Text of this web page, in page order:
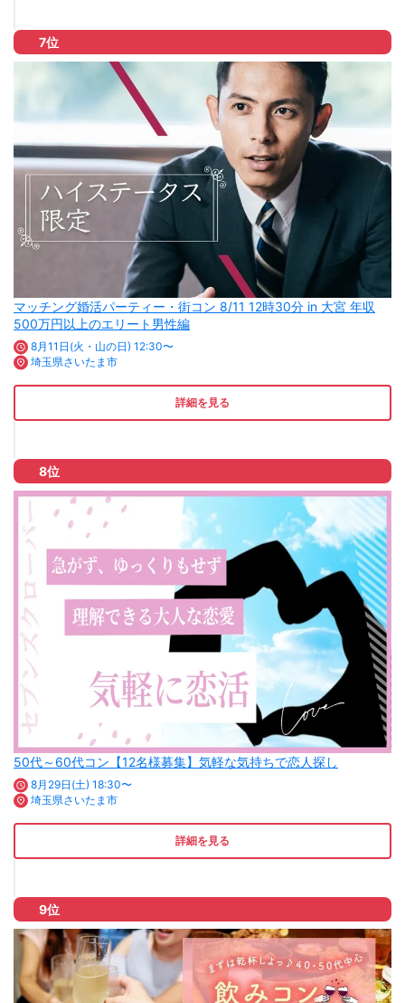
7位
マッチング婚活パーティー・街コン 8/11 12時30分 in 大宮 年収
500万円以上のエリート男性編
8月11日(火・山の日) 12:30〜
埼玉県さいたま市
詳細を見る
8位
50代～60代コン【12名様募集】気軽な気持ちで恋人探し
8月29日(土) 18:30〜
埼玉県さいたま市
詳細を見る
9位